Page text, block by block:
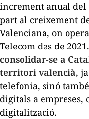
increment anual del
part al creixement
Valenciana, on
Telecom des de 2021.
consolidar-se a
territori valencià,
telefonia, sinó
digitals a empreses,
digitalització.